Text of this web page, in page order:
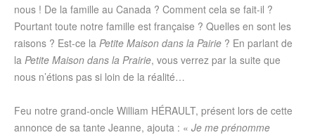
nous ! De la famille au Canada ? Comment cela se fait-il ?
Pourtant toute notre famille est française ? Quelles en sont les
raisons ? Est-ce la Petite Maison dans la Pairie ? En parlant de
la Petite Maison dans la Prairie, vous verrez par la suite que
nous n’étions pas si loin de la réalité…
Feu notre grand-oncle William HÉRAULT, présent lors de cette
annonce de sa tante Jeanne, ajouta : « Je me prénomme